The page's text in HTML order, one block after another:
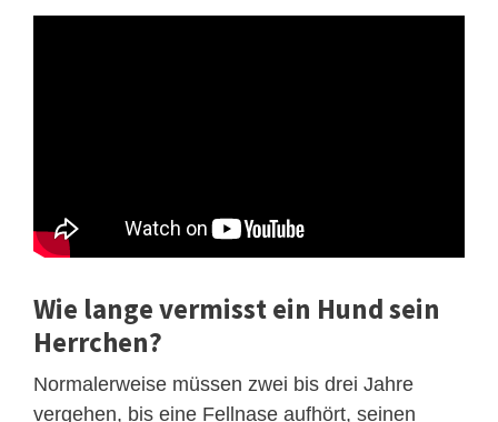
Wie lange vermisst ein Hund sein
Herrchen?
Normalerweise müssen zwei bis drei Jahre
vergehen, bis eine Fellnase aufhört, seinen